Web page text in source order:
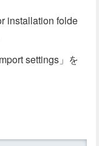
installation folde
settings」を